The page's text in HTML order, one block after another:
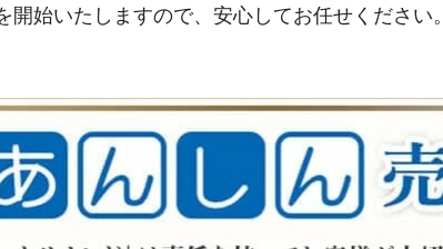
開始いたしますので、安心してお任せください。